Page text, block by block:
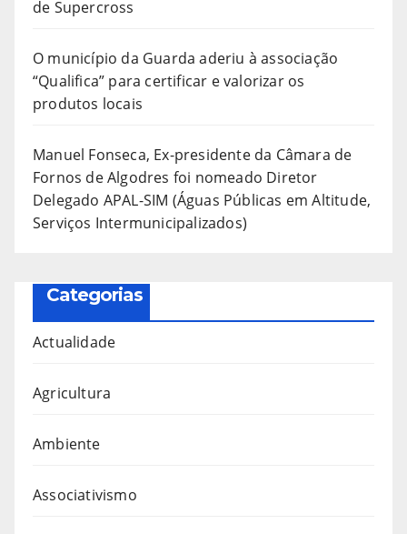
de Supercross
O município da Guarda aderiu à associação
“Qualifica” para certificar e valorizar os
produtos locais
Manuel Fonseca, Ex-presidente da Câmara de
Fornos de Algodres foi nomeado Diretor
Delegado APAL-SIM (Águas Públicas em Altitude,
Serviços Intermunicipalizados)
Categorias
Actualidade
Agricultura
Ambiente
Associativismo